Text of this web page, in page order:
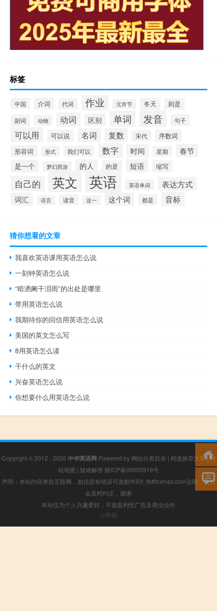
标签
中国 介词 代词 作业 元宵节 冬天
则是
副词
动物 动词 区别 单词 发音 句子
可以用 可以说 名词 复数 宋代
序数词
形容词
形式 我们可以 数字 时间 星期 春节
是一个 梦幻西游 的人 的是 短语 缩写
自己的 英文 英语 英语单词 表达方式
词汇 语言 读音 这一 这个词 都是 音标
猜你想看的文章
我喜欢英语课用英语怎么说
一刻钟英语怎么说
“暗洒阑干泪雨”的出处是哪里
带用英语怎么说
我期待你的回信用英语怎么说
美国的英文怎么写
8用英语怎么读
干什么的英文
兴奋英语怎么说
你想要什么用英语怎么说
Copyright © 2012 - 2026 中华英语网 Powered by 网站分类目录 | 精选推荐文章|网
站地图 | 疑难解答 陕ICP备09000919号
声明：本站内容来自互联网，如信息有错误可发邮件到f_fb#foxmail.com说明，我们
会及时纠正，谢谢
本站仅为个人兴趣爱好，不接盈利性广告及商业合作
小男孩